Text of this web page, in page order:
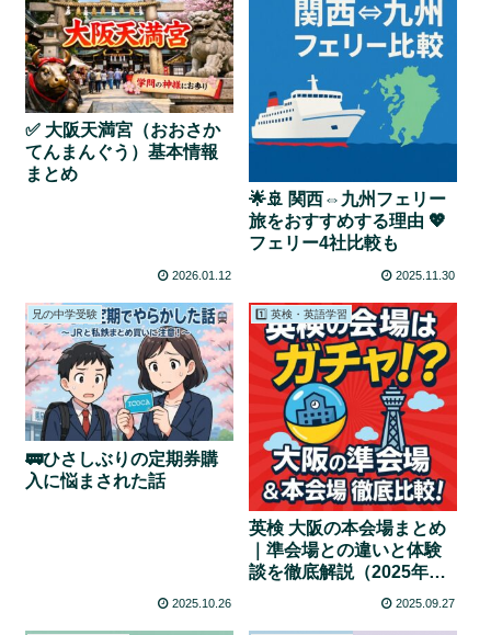
✅ 大阪天満宮（おおさか
てんまんぐう）基本情報
まとめ
2026.01.12
🌟🚢 関西⇔九州フェリー
旅をおすすめする理由 💖
フェリー4社比較も
2025.11.30
兄の中学受験
🚃ひさしぶりの定期券購
入に悩まされた話
2025.10.26
1️⃣ 英検・英語学習
英検 大阪の本会場まとめ
｜準会場との違いと体験
談を徹底解説（2025年第2
2025.09.27